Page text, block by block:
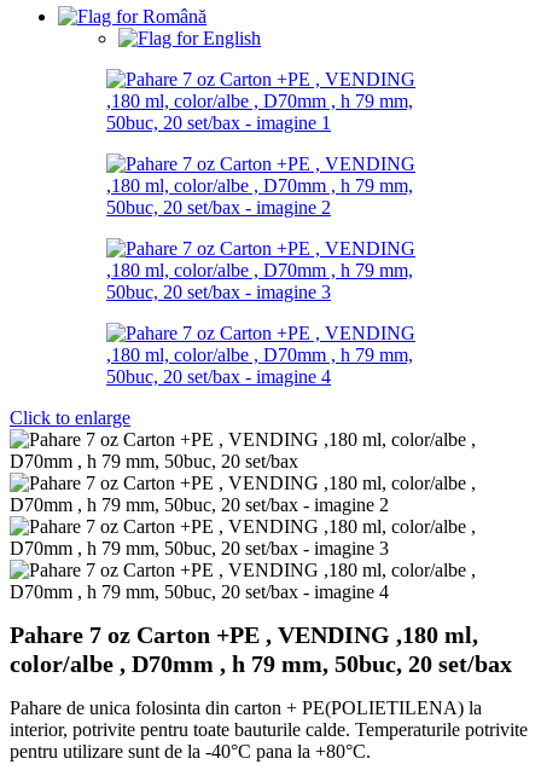
Click to enlarge
Pahare 7 oz Carton +PE , VENDING ,180 ml,
color/albe , D70mm , h 79 mm, 50buc, 20 set/bax
Pahare de unica folosinta din carton + PE(POLIETILENA) la
interior, potrivite pentru toate bauturile calde. Temperaturile potrivite
pentru utilizare sunt de la -40°C pana la +80°C.